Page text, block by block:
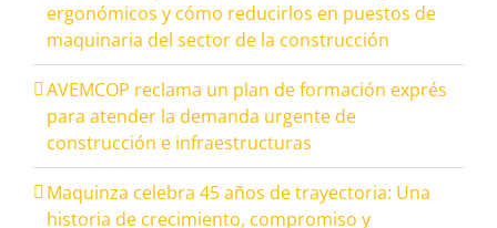
ergonómicos y cómo reducirlos en puestos de
maquinaria del sector de la construcción
AVEMCOP reclama un plan de formación exprés
para atender la demanda urgente de
construcción e infraestructuras
Maquinza celebra 45 años de trayectoria: Una
historia de crecimiento, compromiso y